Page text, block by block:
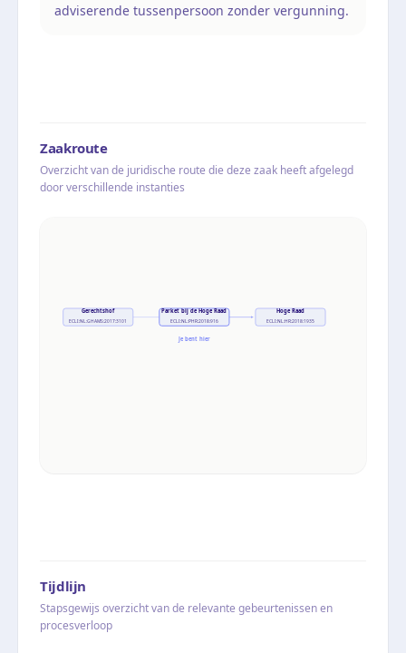
adviserende tussenpersoon zonder vergunning.
Zaakroute
Overzicht van de juridische route die deze zaak heeft afgelegd
door verschillende instanties
Gerechtshof
ECLI:NL:GHAMS:2017:3101
Parket bij de Hoge Raad
ECLI:NL:PHR:2018:916
Je bent hier
Hoge Raad
ECLI:NL:HR:2018:1935
Tijdlijn
Stapsgewijs overzicht van de relevante gebeurtenissen en
procesverloop